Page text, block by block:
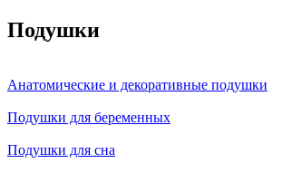
Подушки
Анатомические и декоративные подушки
Подушки для беременных
Подушки для сна